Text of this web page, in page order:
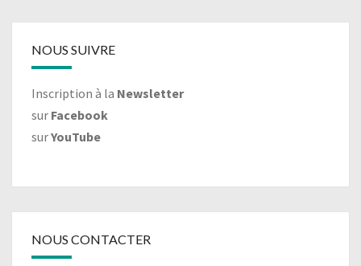
NOUS SUIVRE
Inscription à la Newsletter
sur Facebook
surYouTube
NOUS CONTACTER